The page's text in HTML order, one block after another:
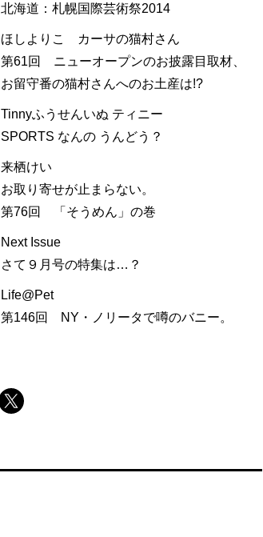
北海道：札幌国際芸術祭2014
ほしよりこ カーサの猫村さん
第61回 ニューオープンのお披露目取材、
お留守番の猫村さんへのお土産は!?
Tinnyふうせんいぬ ティニー
SPORTS なんの うんどう？
来栖けい
お取り寄せが止まらない。
第76回 「そうめん」の巻
Next Issue
さて９月号の特集は…？
Life@Pet
第146回 NY・ノリータで噂のバニー。